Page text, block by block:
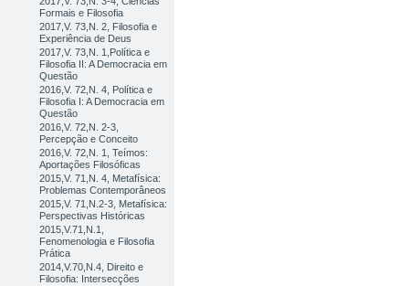
Formais e Filosofia
2017,V. 73,N. 2, Filosofia e
Experiência de Deus
2017,V. 73,N. 1,Política e
Filosofia II: A Democracia em
Questão
2016,V. 72,N. 4, Política e
Filosofia I: A Democracia em
Questão
2016,V. 72,N. 2-3,
Percepção e Conceito
2016,V. 72,N. 1, Teímos:
Aportações Filosóficas
2015,V. 71,N. 4, Metafísica:
Problemas Contemporâneos
2015,V. 71,N.2-3, Metafísica:
Perspectivas Históricas
2015,V.71,N.1,
Fenomenologia e Filosofia
Prática
2014,V.70,N.4, Direito e
Filosofia: Intersecções